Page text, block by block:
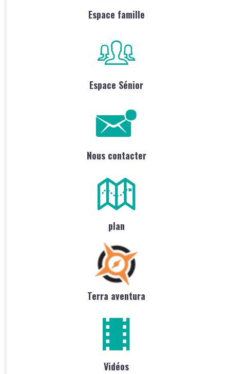
Espace famille
Espace Sénior
Nous contacter
plan
Terra aventura
Vidéos